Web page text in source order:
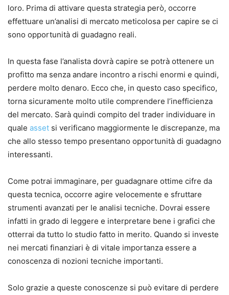
loro. Prima di attivare questa strategia però, occorre
effettuare un’analisi di mercato meticolosa per capire se ci
sono opportunità di guadagno reali.
In questa fase l’analista dovrà capire se potrà ottenere un
profitto ma senza andare incontro a rischi enormi e quindi,
perdere molto denaro. Ecco che, in questo caso specifico,
torna sicuramente molto utile comprendere l’inefficienza
del mercato. Sarà quindi compito del trader individuare in
quale asset si verificano maggiormente le discrepanze, ma
che allo stesso tempo presentano opportunità di guadagno
interessanti.
Come potrai immaginare, per guadagnare ottime cifre da
questa tecnica, occorre agire velocemente e sfruttare
strumenti avanzati per le analisi tecniche. Dovrai essere
infatti in grado di leggere e interpretare bene i grafici che
otterrai da tutto lo studio fatto in merito. Quando si investe
nei mercati finanziari è di vitale importanza essere a
conoscenza di nozioni tecniche importanti.
Solo grazie a queste conoscenze si può evitare di perdere